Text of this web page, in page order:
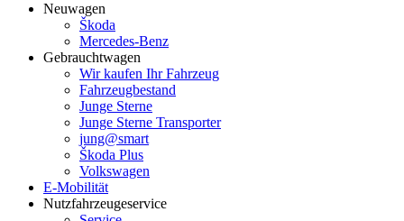
Neuwagen
Škoda
Mercedes-Benz
Gebrauchtwagen
Wir kaufen Ihr Fahrzeug
Fahrzeugbestand
Junge Sterne
Junge Sterne Transporter
jung@smart
Škoda Plus
Volkswagen
E-Mobilität
Nutzfahrzeugeservice